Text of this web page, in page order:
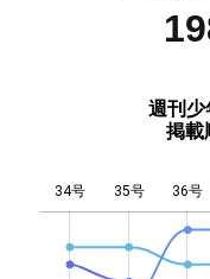
週刊
掲載
34号 35号 36号